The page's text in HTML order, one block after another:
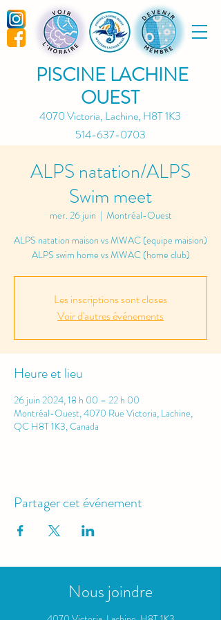
PISCINE LACHINE
OUEST
4070 Victoria, Lachine, H8T 1K3
514-637-0703
ALPS natation/ALPS
Swim meet
mer. 26 juin
  |
Montréal-Ouest
ALPS natation maison vs MWAC (equipe maision)
Les inscriptions sont closes
Voir d'autres événements
Heure et lieu
26 juin 2024, 18 h 00 – 22 h 00
Montréal-Ouest, 4070 Rue Victoria, Lachine,
QC H8T 1K3, Canada
Partager cet événement
Nous joindre